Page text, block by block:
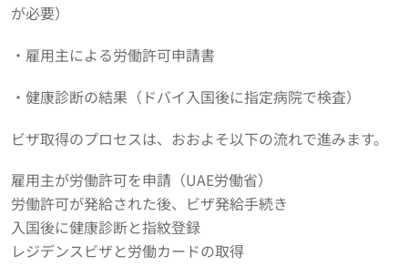
が必要）
・雇用主による労働許可申請書
・健康診断の結果（ドバイ入国後に指定病院で検査）
ビザ取得のプロセスは、おおよそ以下の流れで進みます。
雇用主が労働許可を申請（UAE労働省）
労働許可が発給された後、ビザ発給手続き
入国後に健康診断と指紋登録
レジデンスビザと労働カードの取得